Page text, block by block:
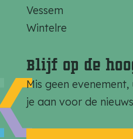
Vessem
Wintelre
Blijf op de
Mis geen
je aan voor de